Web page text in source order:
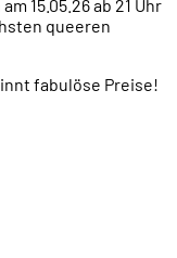
15.05.26 ab 21 Uhr
queeren
fabulöse Preise!